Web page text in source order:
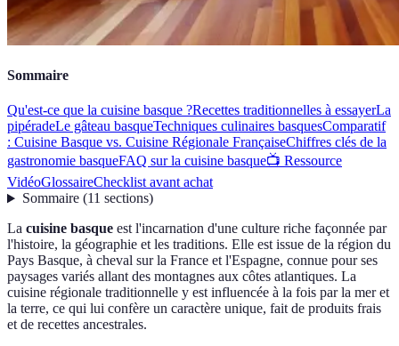
Sommaire
Qu'est-ce que la cuisine basque ?Recettes traditionnelles à essayerLa
pipéradeLe gâteau basqueTechniques culinaires basquesComparatif
: Cuisine Basque vs. Cuisine Régionale FrançaiseChiffres clés de la
gastronomie basqueFAQ sur la cuisine basque📺 Ressource
VidéoGlossaireChecklist avant achat
Sommaire(11 sections)
La cuisine basque est l'incarnation d'une culture riche façonnée par
l'histoire, la géographie et les traditions. Elle est issue de la région du
Pays Basque, à cheval sur la France et l'Espagne, connue pour ses
paysages variés allant des montagnes aux côtes atlantiques. La
cuisine régionale traditionnelle y est influencée à la fois par la mer et
la terre, ce qui lui confère un caractère unique, fait de produits frais
et de recettes ancestrales.